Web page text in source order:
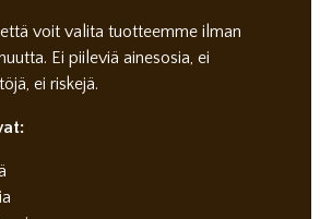
voit valita tuotteemme ilman
Ei piileviä ainesosia, ei
ei riskejä.